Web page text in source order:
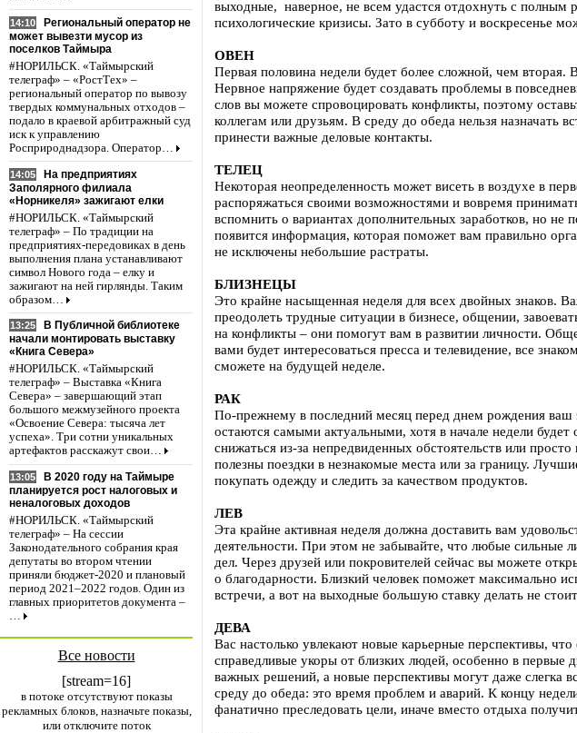
14:10
Региональный оператор не
может вывезти мусор из
поселков Таймыра
#НОРИЛЬСК. «Таймырский
телеграф» – «РостТех» –
региональный оператор по вывозу
твердых коммунальных отходов –
подало в краевой арбитражный суд
иск к управлению
Росприроднадзора. Оператор…
14:05
На предприятиях
Заполярного филиала
«Норникеля» зажигают елки
#НОРИЛЬСК. «Таймырский
телеграф» – По традиции на
предприятиях-передовиках в день
выполнения плана устанавливают
символ Нового года – елку и
зажигают на ней гирлянды. Таким
образом…
13:25
В Публичной библиотеке
начали монтировать выставку
«Книга Севера»
#НОРИЛЬСК. «Таймырский
телеграф» – Выставка «Книга
Севера» – завершающий этап
большого межмузейного проекта
«Освоение Севера: тысяча лет
успеха». Три сотни уникальных
артефактов расскажут свои…
13:05
В 2020 году на Таймыре
планируется рост налоговых и
неналоговых доходов
#НОРИЛЬСК. «Таймырский
телеграф» – На сессии
Законодательного собрания края
депутаты во втором чтении
приняли бюджет-2020 и плановый
период 2021–2022 годов. Один из
главных приоритетов документа –
…
Все новости
[stream=16]
в потоке отсутствуют показы
рекламных блоков, назначьте показы,
или отключите поток
выходные, наверное, не всем удастся отдохнуть с полным
психологические кризисы. Зато в субботу и воскресенье
ОВЕН
Первая половина недели будет более сложной, чем
Нервное напряжение будет создавать проблемы в
слов вы можете спровоцировать конфликты, поэтому
коллегам или друзьям. В среду до обеда нельзя назначать
принести важные деловые контакты.
ТЕЛЕЦ
Некоторая неопределенность может висеть в воздухе в
распоряжаться своими возможностями и вовремя
вспомнить о вариантах дополнительных заработков, но
появится информация, которая поможет вам правильно
не исключены небольшие растраты.
БЛИЗНЕЦЫ
Это крайне насыщенная неделя для всех двойных знаков.
преодолеть трудные ситуации в бизнесе, общении,
на конфликты – они помогут вам в развитии личности.
вами будет интересоваться пресса и телевидение, все
сможете на будущей неделе.
РАК
По-прежнему в последний месяц перед днем рождения ваш
остаются самыми актуальными, хотя в начале недели
снижаться из-за непредвиденных обстоятельств или
полезны поездки в незнакомые места или за границу.
покупать одежду и следить за качеством продуктов.
ЛЕВ
Эта крайне активная неделя должна доставить вам
деятельности. При этом не забывайте, что любые сильные
дел. Через друзей или покровителей сейчас вы можете
о благодарности. Близкий человек поможет максимально
встречи, а вот на выходные большую ставку делать не
ДЕВА
Вас настолько увлекают новые карьерные перспективы,
справедливые укоры от близких людей, особенно в первые
важных решений, а новые перспективы могут даже слегка
среду до обеда: это время проблем и аварий. К концу
фанатично преследовать цели, иначе вместо отдыха